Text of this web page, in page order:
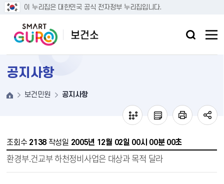
이 누리집은 대한민국 공식 전자정부 누리집입니다.
본문 바로가기
공지사항
보건민원 공지사항
조회수 2138 작성일 2005년 12월 02일 00시 00분 00초
환경부.건교부 하천정비사업은 대상과 목적 달라